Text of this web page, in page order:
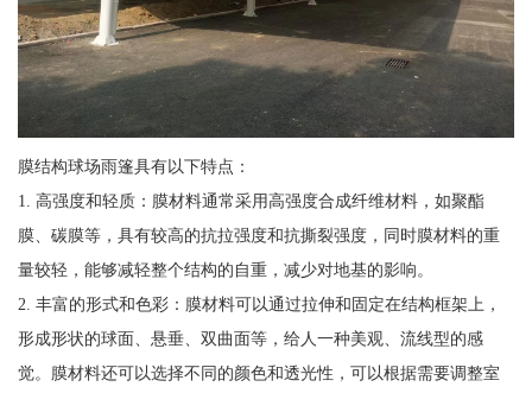
膜结构球场雨篷具有以下特点：
1. 高强度和轻质：膜材料通常采用高强度合成纤维材料，如聚酯
膜、碳膜等，具有较高的抗拉强度和抗撕裂强度，同时膜材料的重
量较轻，能够减轻整个结构的自重，减少对地基的影响。
2. 丰富的形式和色彩：膜材料可以通过拉伸和固定在结构框架上，
形成形状的球面、悬垂、双曲面等，给人一种美观、流线型的感
觉。膜材料还可以选择不同的颜色和透光性，可以根据需要调整室